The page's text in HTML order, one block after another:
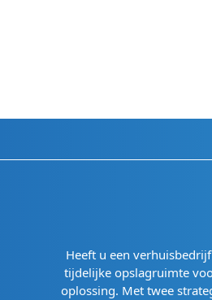
Heeft u een
tijdelijke opslagruimte
oplossing. Met twee